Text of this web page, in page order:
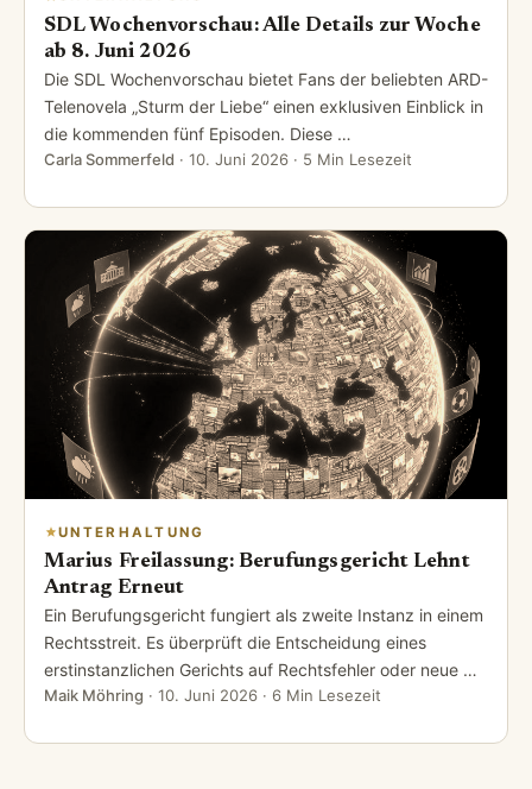
SDL Wochenvorschau: Alle Details zur Woche
ab 8. Juni 2026
Die SDL Wochenvorschau bietet Fans der beliebten ARD-
Telenovela „Sturm der Liebe“ einen exklusiven Einblick in
die kommenden fünf Episoden. Diese …
Carla Sommerfeld · 10. Juni 2026 · 5 Min Lesezeit
UNTERHALTUNG
Marius Freilassung: Berufungsgericht Lehnt
Antrag Erneut
Ein Berufungsgericht fungiert als zweite Instanz in einem
Rechtsstreit. Es überprüft die Entscheidung eines
erstinstanzlichen Gerichts auf Rechtsfehler oder neue …
Maik Möhring · 10. Juni 2026 · 6 Min Lesezeit